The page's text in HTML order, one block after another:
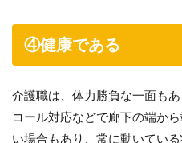
④健康である
介護職は、体力勝負な一面もあ
コール対応などで廊下の端か
い場合もあり、常に動いてい